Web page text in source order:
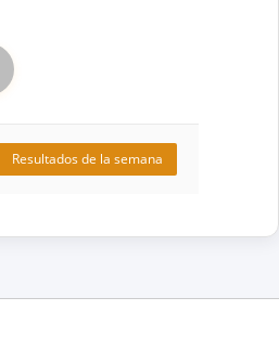
Resultados de la semana